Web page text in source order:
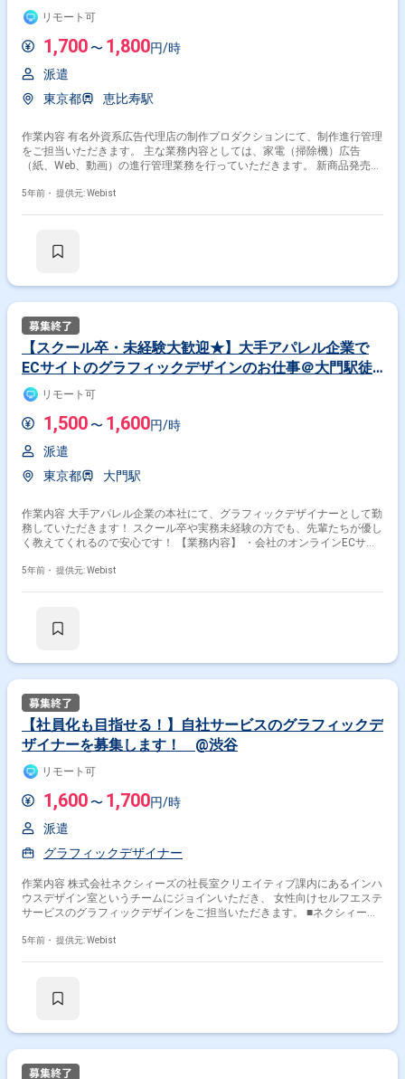
始1,2日のみ！在宅勤務になります！ ★経験を積みた
い方！
リモート可
1,700 〜 1,800円/時
派遣
東京都
恵比寿駅
作業内容 有名外資系広告代理店の制作プロダクションにて、制作進行管理
をご担当いただきます。 主な業務内容としては、家電（掃除機）広告
（紙、Web、動画）の進行管理業務を行っていただきます。 新商品発売の
のスケジュール管理、予算管理 ・店舗に置くチラシ作成など、紙媒体のス
は広告時期によって増減 /新商品のプロジェクト始動の際には4名程度
5年前・ 提供元: Webist
【スクール卒・未経験大歓迎★】大手アパレル企業で
ECサイトのグラフィックデザインのお仕事＠大門駅徒
歩2分＆リモート可能♪
リモート可
1,500 〜 1,600円/時
派遣
東京都
大門駅
作業内容 大手アパレル企業の本社にて、グラフィックデザイナーとして勤
務していただきます！ スクール卒や実務未経験の方でも、先輩たちが優し
く教えてくれるので安心です！ 【業務内容】 ・会社のオンラインECサイ
ィックを使用した素材づくり、デザイン業務 ・ブランドのパンフレット作
環境です♪
5年前・ 提供元: Webist
【社員化も目指せる！】自社サービスのグラフィックデ
ザイナーを募集します！ @渋谷
リモート可
1,600 〜 1,700円/時
派遣
グラフィックデザイナー
作業内容 株式会社ネクシィーズの社長室クリエイティブ課内にあるインハ
ウスデザイン室というチームにジョインいただき、 女性向けセルフエステ
サービスのグラフィックデザインをご担当いただきます。 ■ネクシィーズ
知識・経験などを各グループ会社に継承し、さまざまな事業領域において
ループ各社との企業価値を高めながらシナジーを創出しています。 今後も
ないDNA情報と栄養学から導き出すDNA健康コンサルティングサービス
5年前・ 提供元: Webist